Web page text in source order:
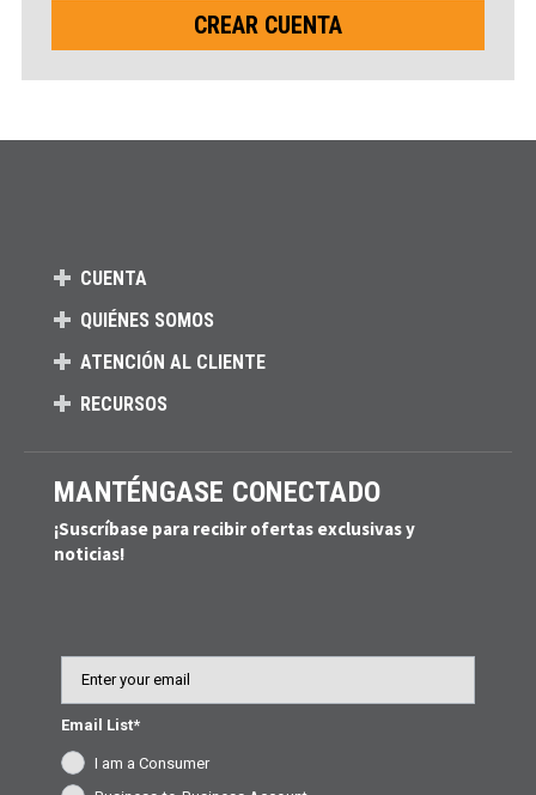
CREAR CUENTA
CUENTA
QUIÉNES SOMOS
ATENCIÓN AL CLIENTE
RECURSOS
MANTÉNGASE CONECTADO
¡Suscríbase para recibir ofertas exclusivas y
noticias!
Email List*
I am a Consumer